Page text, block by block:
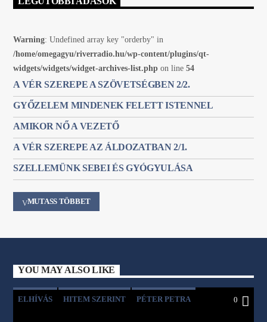
Warning: Undefined array key "orderby" in
/home/omegagyu/riverradio.hu/wp-content/plugins/qt-
widgets/widgets/widget-archives-list.php on line54
A VÉR SZEREPE A SZÖVETSÉGBEN 2/2.
GYŐZELEM MINDENEK FELETT ISTENNEL
AMIKOR NŐ A VEZETŐ
A VÉR SZEREPE AZ ÁLDOZATBAN 2/1.
SZELLEMÜNK SEBEI ÉS GYÓGYULÁSA
MUTASS TÖBBET
YOU MAY ALSO LIKE
ELHÍVÁS HITEM SZERINT PÉTER PETRA 0